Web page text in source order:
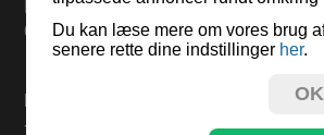
Levering 33,- eller gratis ved køb over
60 dages returret.
-
Du kan læse mere om vores brug
senere rette dine indstillinger her.